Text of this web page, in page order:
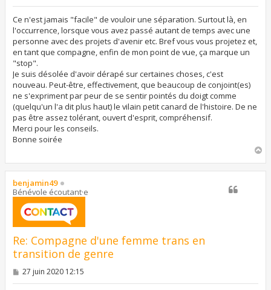
s
a
g
e
Ce n'est jamais "facile" de vouloir une séparation. Surtout là, en
l'occurrence, lorsque vous avez passé autant de temps avec une
personne avec des projets d'avenir etc. Bref vous vous projetez et,
en tant que compagne, enfin de mon point de vue, ça marque un
"stop".
Je suis désolée d'avoir dérapé sur certaines choses, c'est
nouveau. Peut-être, effectivement, que beaucoup de conjoint(es)
ne s'expriment par peur de se sentir pointés du doigt comme
(quelqu'un l'a dit plus haut) le vilain petit canard de l'histoire. De ne
pas être assez tolérant, ouvert d'esprit, compréhensif.
Merci pour les conseils.
Bonne soirée
u
benjamin49
Bénévole écoutant·e
Re: Compagne d'une femme trans en
transition de genre
M
27 juin 2020 12:15